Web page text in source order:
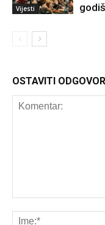
Vijesti
OSTAVITI ODGOVOR